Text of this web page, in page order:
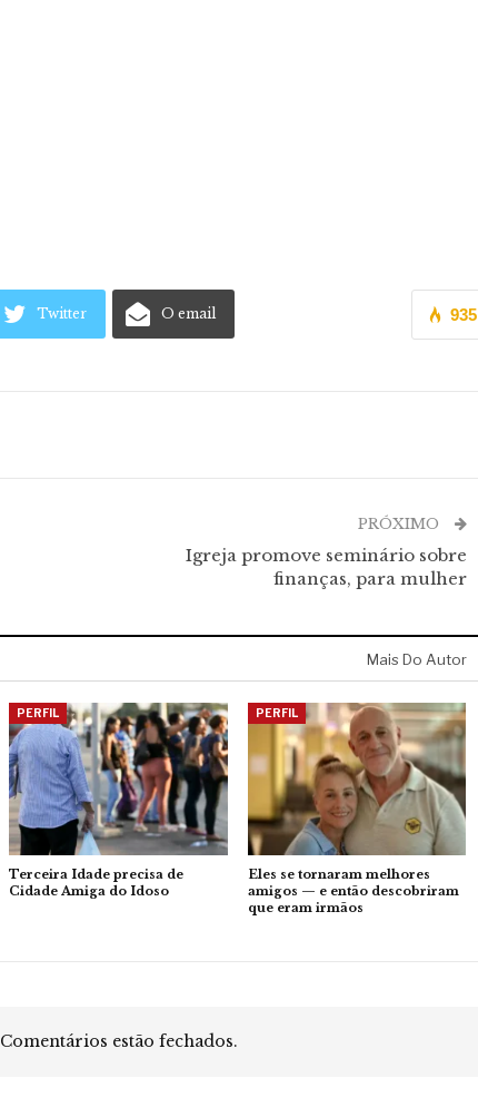
935
Twitter O email
PRÓXIMO
Igreja promove seminário sobre
finanças, para mulher
Mais Do Autor
PERFIL
Terceira Idade precisa de
Cidade Amiga do Idoso
PERFIL
Eles se tornaram melhores
amigos — e então descobriram
que eram irmãos
Comentários estão fechados.